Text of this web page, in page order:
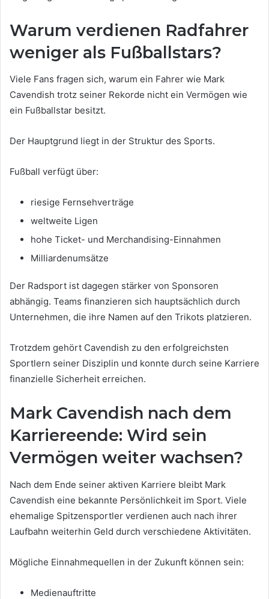
Warum verdienen Radfahrer
weniger als Fußballstars?
Viele Fans fragen sich, warum ein Fahrer wie Mark
Cavendish trotz seiner Rekorde nicht ein Vermögen wie
ein Fußballstar besitzt.
Der Hauptgrund liegt in der Struktur des Sports.
Fußball verfügt über:
riesige Fernsehverträge
weltweite Ligen
hohe Ticket- und Merchandising-Einnahmen
Milliardenumsätze
Der Radsport ist dagegen stärker von Sponsoren
abhängig. Teams finanzieren sich hauptsächlich durch
Unternehmen, die ihre Namen auf den Trikots platzieren.
Trotzdem gehört Cavendish zu den erfolgreichsten
Sportlern seiner Disziplin und konnte durch seine Karriere
finanzielle Sicherheit erreichen.
Mark Cavendish nach dem
Karriereende: Wird sein
Vermögen weiter wachsen?
Nach dem Ende seiner aktiven Karriere bleibt Mark
Cavendish eine bekannte Persönlichkeit im Sport. Viele
ehemalige Spitzensportler verdienen auch nach ihrer
Laufbahn weiterhin Geld durch verschiedene Aktivitäten.
Mögliche Einnahmequellen in der Zukunft können sein:
Medienauftritte